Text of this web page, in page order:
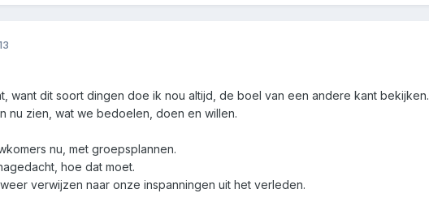
want dit soort dingen doe ik nou altijd, de boel van een andere kant bekijken.
nu zien, wat we bedoelen, doen en willen.
nu, met groepsplannen.
hoe dat moet.
verwijzen naar onze inspanningen uit het verleden.